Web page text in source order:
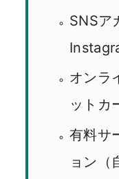
SNSア
オンラ
ットカ
有料サ
ョン（